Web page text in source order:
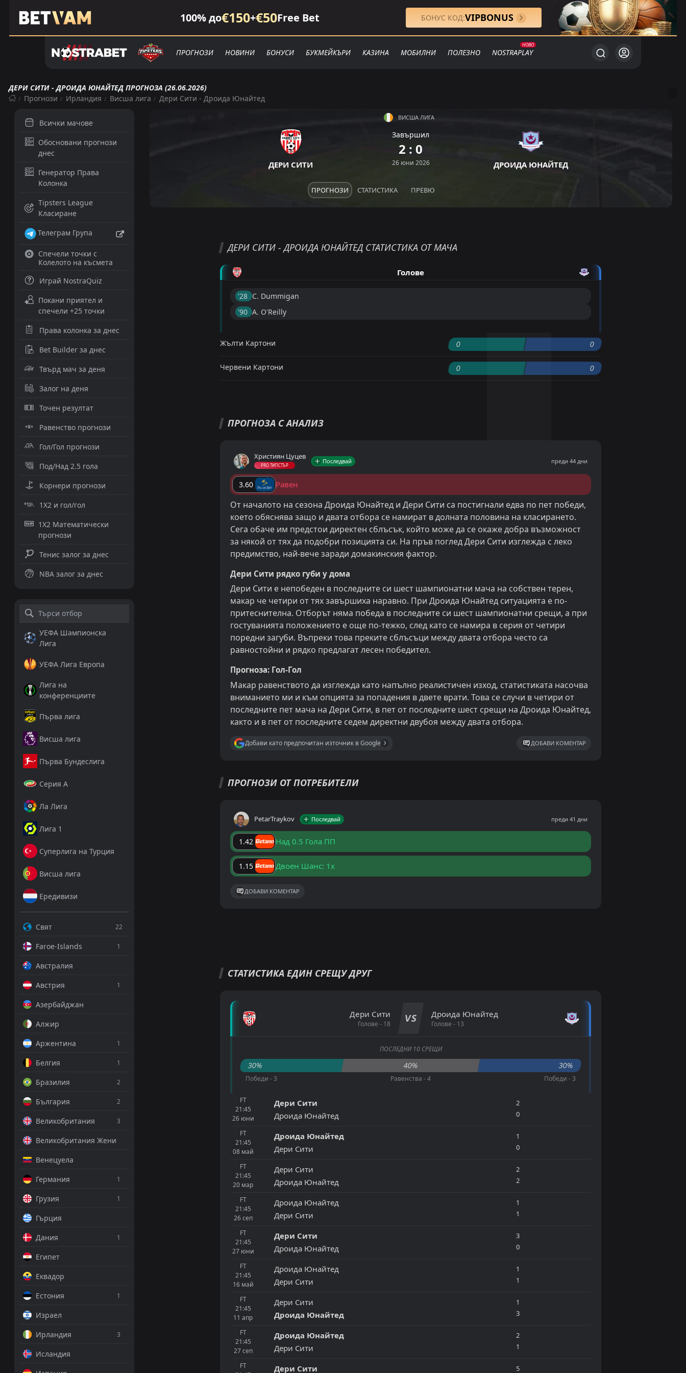
100% до€150+€50Free Bet БОНУС КОД:VIPBONUS
ПРОГНОЗИ НОВИНИ БОНУСИ БУКМЕЙКЪРИ КАЗИНА МОБИЛНИ ПОЛЕЗНО NOSTRAPLAY
ДЕРИ СИТИ - ДРОИДА ЮНАЙТЕД ПРОГНОЗА (26.06.2026)
Прогнози
Ирландия Висша лига Дери Сити - Дроида Юнайтед
Всички мачове
Обосновани прогнози
днес
Генератор Права
Колонка
Tipsters League
Класиране
Телеграм Група
Спечели точки с
Колелото на късмета
Играй NostraQuiz
Покани приятел и
спечели +25 точки
Права колонка за днес
Bet Builder за днес
Твърд мач за деня
Залог на деня
Точен резултат
Равенство прогнози
Гол/Гол прогнози
Под/Над 2.5 гола
Корнери прогнози
1X2 и гол/гол
1X2 Математически
прогнози
Тенис залог за днес
NBA залог за днес
УЕФА Шампионска
Лига
УЕФА Лига Европа
Лига на
конференциите
Първа лига
Висша лига
Първа Бундеслига
Серия А
Ла Лига
Лига 1
Суперлига на Турция
Висша лига
Ередивизи
Свят 22
Faroe-Islands 1
Австралия
Австрия
1
Азербайджан
Алжир
Аржентина
1
Белгия 1
Бразилия 2
България 2
Великобритания 3
Великобритания Жени
Венецуела
Германия
1
Грузия 1
Гърция
Дания
1
Египет
Еквадор
Естония
1
Израел
Ирландия
3
Исландия
ВИСША ЛИГА
ДЕРИ СИТИ
Завършил
2 : 0
26 юни 2026 ДРОИДА ЮНАЙТЕД
ПРОГНОЗИ СТАТИСТИКА ПРЕВЮ
ДЕРИ СИТИ - ДРОИДА ЮНАЙТЕД СТАТИСТИКА ОТ МАЧА
Голове
'28 ︎ C. Dummigan
'90 ︎ A. O'Reilly
Жълти Картони 0 0
Червени Картони 0 0
ПРОГНОЗА С АНАЛИЗ
Християн Цуцев
PRO ТИПСТЪР
Последвай преди 44 дни
3.60 Равен
От началото на сезона Дроида Юнайтед и Дери Сити са постигнали едва по пет победи,
което обяснява защо и двата отбора се намират в долната половина на класирането.
Сега обаче им предстои директен сблъсък, който може да се окаже добра възможност
за някой от тях да подобри позицията си. На пръв поглед Дери Сити изглежда с леко
предимство, най-вече заради домакинския фактор.
Дери Сити рядко губи у дома
Дери Сити е непобеден в последните си шест шампионатни мача на собствен терен,
макар че четири от тях завършиха наравно. При Дроида Юнайтед ситуацията е по-
притеснителна. Отборът няма победа в последните си шест шампионатни срещи, а при
гостуванията положението е още по-тежко, след като се намира в серия от четири
поредни загуби. Въпреки това преките сблъсъци между двата отбора често са
равностойни и рядко предлагат лесен победител.
Прогноза: Гол-Гол
Макар равенството да изглежда като напълно реалистичен изход, статистиката насочва
вниманието ми и към опцията за попадения в двете врати. Това се случи в четири от
последните пет мача на Дери Сити, в пет от последните шест срещи на Дроида Юнайтед,
както и в пет от последните седем директни двубоя между двата отбора.
Добави като предпочитан източник в Google ДОБАВИ КОМЕНТАР
ПРОГНОЗИ ОТ ПОТРЕБИТЕЛИ
PetarTraykov Последвай преди 41 дни
1.42 Над 0.5 Гола ПП
1.15 Двоен Шанс: 1x
ДОБАВИ КОМЕНТАР
СТАТИСТИКА ЕДИН СРЕЩУ ДРУГ
Дери Сити
Голове - 18 VS Дроида Юнайтед
Голове - 13
ПОСЛЕДНИ 10 СРЕЩИ
30% 40% 30%
Победи - 3 Равенства - 4 Победи - 3
FT
21:45
26 юни
Дери Сити
Дроида Юнайтед
2
0
FT
21:45
08 май
Дроида Юнайтед
Дери Сити
1
0
FT
21:45
20 мар
Дери Сити
Дроида Юнайтед
2
2
FT
21:45
26сеп
Дроида Юнайтед
Дери Сити
1
1
FT
21:45
27 юни
Дери Сити
Дроида Юнайтед
3
0
FT
21:45
16 май
Дроида Юнайтед
Дери Сити
1
1
FT
21:45
11 апр
Дери Сити
Дроида Юнайтед
1
3
FT
21:45
27сеп
Дроида Юнайтед
Дери Сити
2
1
FT
Дери Сити
5